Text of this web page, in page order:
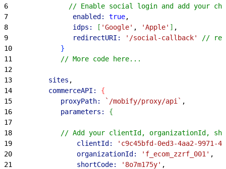
6
// Enable social login and add your
7
                enabled:
true,
8
                idps:
[ 'Google' , 'Apple' ] ,
9
                redirectURI:
'/social-callback'
//
10
}
11
            // More code here...
12
13
         sites
,
14
         commerceAPI:
{
15
            proxyPath:
`/mobify/proxy/api` ,
16
            parameters:
{
17
18
// Add your clientId, organizationId,
19
                clientId:
'c9c45bfd-0ed3-4aa2-9971-
20
                organizationId:
'f_ecom_zzrf_001' ,
21
                shortCode:
'8o7m175y' ,